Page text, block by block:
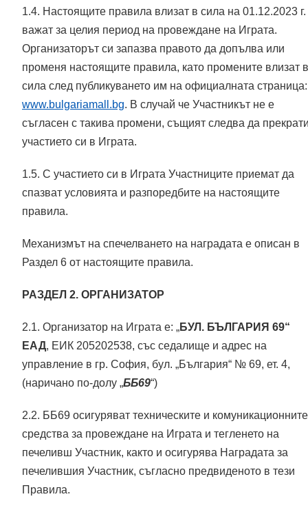
1.4. Настоящите правила влизат в сила на 01.12.2023 г.
важат за целия период на провеждане на Играта.
Организаторът си запазва правото да допълва или
променя настоящите правила, като промените влизат в
сила след публикуването им на официалната страница:
www.bulgariamall.bg. В случай че Участникът не е
съгласен с такива промени, същият следва да
участието си в Играта.
1.5. С участието си в Играта Участниците приемат да
спазват условията и разпоредбите на настоящите
правила.
Механизмът на спечелването на наградата е описан в
Раздел 6 от настоящите правила.
РАЗДЕЛ 2. ОРГАНИЗАТОР
2.1. Организатор на Играта е: „БУЛ. БЪЛГАРИЯ 69“
ЕАД, ЕИК 205202538, със седалище и адрес на
управление в гр. София, бул. „България“ № 69, ет. 4,
(наричано по-долу „ББ69“)
2.2. ББ69 осигуряват техническите и комуникационните
средства за провеждане на Играта и тегленето на
печеливш Участник, както и осигурява Наградата за
печелившия Участник, съгласно предвиденото в тези
Правила.